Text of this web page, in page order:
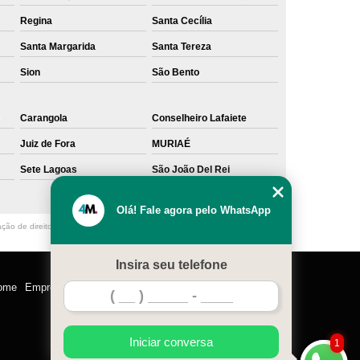
Regina Santa Cecília
Santa Margarida Santa Tereza
Sion São Bento
Carangola Conselheiro Lafaiete
Juiz de Fora MURIAÉ
Sete Lagoas São João Del Rei
de direito autoral – artigo 184 do Código Penal –
Empresa Serviços
1
Olá! Fale agora pelo WhatsApp
Insira seu telefone
Iniciar conversa